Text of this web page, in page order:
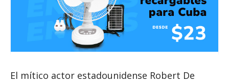
El mítico actor estadounidense Robert De